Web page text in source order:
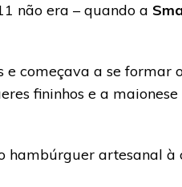
não era – quando a
começava a se formar
fininhos e a
hambúrguer artesanal à